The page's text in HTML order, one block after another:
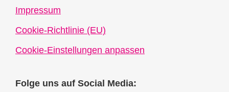
Impressum
Cookie-Richtlinie (EU)
Cookie-Einstellungen anpassen
Folge uns auf Social Media: